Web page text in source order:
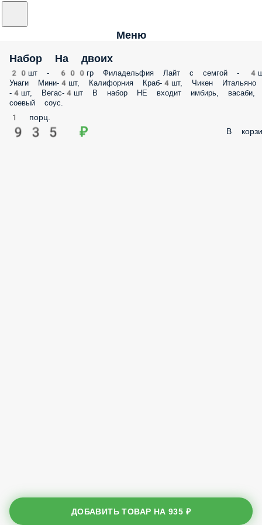
Меню
Набор На двоих
20шт - 600гр Филадельфия Лайт с семгой -
Унаги Мини-4шт, Калифорния Краб-4шт, Чикен Итальяно
-4шт, Вегас-4шт В набор НЕ входит имбирь, васаби,
соевый соус.
1 порц.
935 ₽ В
ДОБАВИТЬ ТОВАР НА935 ₽